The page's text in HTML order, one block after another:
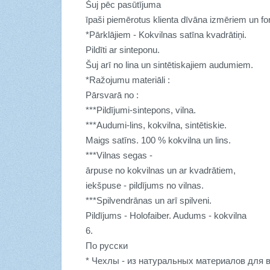
Šuj pēc pasūtījuma
īpaši piemērotus klienta dīvāna izmēriem un
*Pārklājiem - Kokvilnas satīna kvadrātiņi.
Pildīti ar sinteponu.
Šuj arī no lina un sintētiskajiem audumiem.
*Ražojumu materiāli :
Pārsvarā no :
***Pildījumi-sintepons, vilna.
***Audumi-lins, kokvilna, sintētiskie.
Maigs satīns. 100 % kokvilna un lins.
***Vilnas segas -
ārpuse no kokvilnas un ar kvadrātiem,
iekšpuse - pildījums no vilnas.
***Spilvendrānas un arī spilveni.
Pildījums - Holofaiber. Audums - kokvilna
6.
По русски
* Чехлы - из натуральных материалов для